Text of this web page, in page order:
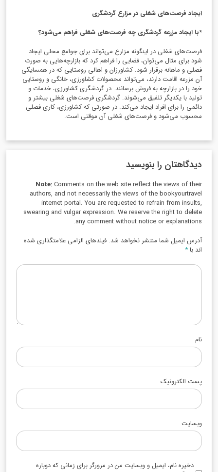
ایجاد فرصت‌های شغلی در مزارع گردشگری
*با ایجاد مزرعه گردشگری چه فرصت‌های شغلی فراهم می‌شود؟
فرصت‌های شغلی در اینگونه مزارع می‌تواند برای جوامع محلی ایجاد
شود برای مثال می‌توان، فضایی را فراهم کرد که بازارچه‌هایی به صورت
فصلی و ماهانه برقرار شود. کشاورزان و اهالی روستایی که در همسایگی
آن مزرعه اقامت دارند، می‌تواند محصولات کشاورزی، خانگی و روستایی
خود را در بازارچه به فروش برسانند. در گردشگری کشاورزی، خدمات و
تولید با یکدیگر تلفیق می‌شوند. گردشگری فرصت‌‌های شغلی بیشتر و
دائمی را برای افراد ایجاد می‌کند. در صورتی که کشاورزی، کاری فصلی
محسوب می‌شود و فرصت‌های شغلی آن موقتی است.
دیدگاهتان را بنویسید
Note:Comments on the web site reflect the views of their
authors, and not necessarily the views of the bookyourtravel
internet portal. You are requested to refrain from insults,
swearing and vulgar expression. We reserve the right to delete
any comment without notice or explanations.
آدرس ایمیل شما منتشر نخواهد شد. فیلدهای الزامی علامتگذاری شده
اند با*
نام
پست الکترونیک
وبسایت
ذخیره نام، ایمیل و وبسایت من در مرورگر برای زمانی که دوباره